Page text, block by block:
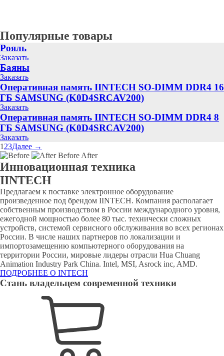
Популярные товары
Рояль
Заказать
Баяны
Заказать
Оперативная память IINTECH SO-DIMM DDR4 16
ГБ SAMSUNG (K0D4SRCAV200)
Заказать
Оперативная память IINTECH SO-DIMM DDR4 8
ГБ SAMSUNG (K0D4SRCAV200)
Заказать
1 23Далее →
Before After
Инновационная техника
IINTECH
Предлагаем к поставке электронное оборудование
произведенное под брендом IINTECH. Компания располагает
собственным производством в России международного уровня,
ежегодной мощностью более 80 тыс. технически сложных
устройств, системой сервисного обслуживания во всех регионах
России. В числе наших партнеров по локализации и
импортозамещению компьютерного оборудования на
территории России, мировые лидеры отрасли Hua Chuang
Animation Industry Park China. Intel, MSI, Asrock inc, AMD.
ПОДРОБНЕЕ О INTECH
Стань владельцем современной техники